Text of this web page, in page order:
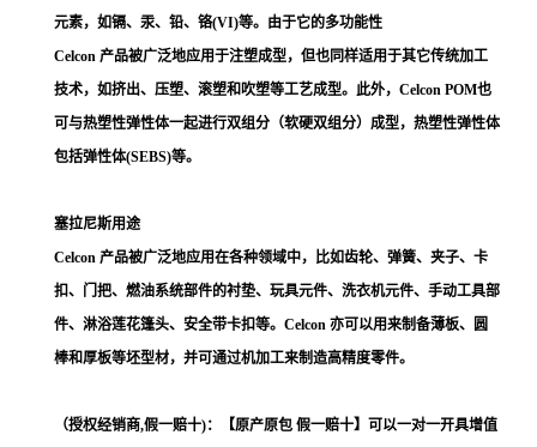
元素，如镉、汞、铅、铬(VI)等。由于它的多功能性
Celcon 产品被广泛地应用于注塑成型，但也同样适用于其它传统加工
技术，如挤出、压塑、滚塑和吹塑等工艺成型。此外，Celcon POM也
可与热塑性弹性体一起进行双组分（软硬双组分）成型，热塑性弹性体
包括弹性体(SEBS)等。
塞拉尼斯用途
Celcon 产品被广泛地应用在各种领域中，比如齿轮、弹簧、夹子、卡
扣、门把、燃油系统部件的衬垫、玩具元件、洗衣机元件、手动工具部
件、淋浴莲花篷头、安全带卡扣等。Celcon 亦可以用来制备薄板、圆
棒和厚板等坯型材，并可通过机加工来制造高精度零件。
（授权经销商,假一赔十)：【原产原包 假一赔十】可以一对一开具增值